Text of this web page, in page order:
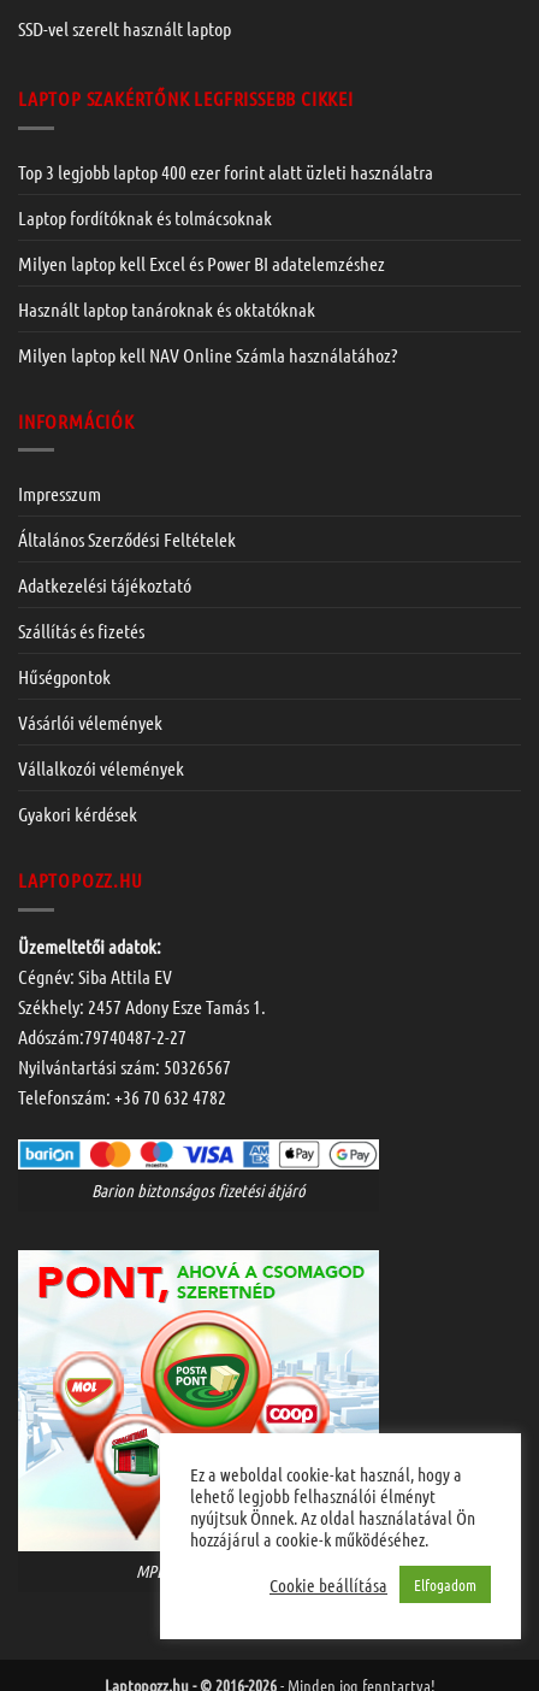
SSD-vel szerelt használt laptop
LAPTOP SZAKÉRTŐNK LEGFRISSEBB CIKKEI
Top 3 legjobb laptop 400 ezer forint alatt üzleti használatra
Laptop fordítóknak és tolmácsoknak
Milyen laptop kell Excel és Power BI adatelemzéshez
Használt laptop tanároknak és oktatóknak
Milyen laptop kell NAV Online Számla használatához?
INFORMÁCIÓK
Impresszum
Általános Szerződési Feltételek
Adatkezelési tájékoztató
Szállítás és fizetés
Hűségpontok
Vásárlói vélemények
Vállalkozói vélemények
Gyakori kérdések
LAPTOPOZZ.HU
Üzemeltetői adatok:
Cégnév: Siba Attila EV
Székhely: 2457 Adony Esze Tamás 1.
Adószám:79740487-2-27
Nyilvántartási szám: 50326567
Telefonszám: +36 70 632 4782
Barion biztonságos fizetési átjáró
MPL házhozszállítás
Laptopozz.hu - © 2016-2026- Minden jog fenntartva!
Ez a weboldal cookie-kat használ, hogy a
lehető legjobb felhasználói élményt
nyújtsuk Önnek. Az oldal használatával Ön
hozzájárul a cookie-k működéséhez.
Cookie beállítása Elfogadom